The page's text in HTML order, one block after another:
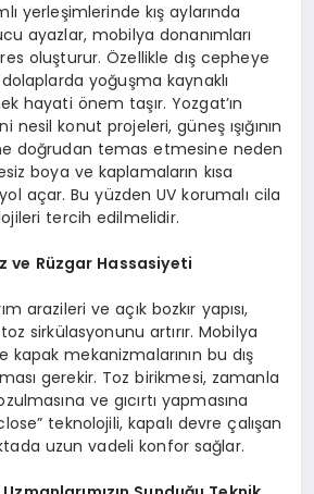
yerleşimlerinde kış aylarında
ayazlar, mobilya donanımları
oluşturur. Özellikle dış cepheye
yoğuşma kaynaklı
hayati önem taşır. Yozgat’ın
nesil konut projeleri, güneş ışığının
doğrudan temas etmesine neden
boya ve kaplamaların kısa
açar. Bu yüzden UV korumalı cila
tercih edilmelidir.
ve Rüzgar Hassasiyeti
arazileri ve açık bozkır yapısı,
sirkülasyonunu artırır. Mobilya
mekanizmalarının bu dış
gerekir. Toz birikmesi, zamanla
ve gıcırtı yapmasına
teknolojili, kapalı devre çalışan
uzun vadeli konfor sağlar.